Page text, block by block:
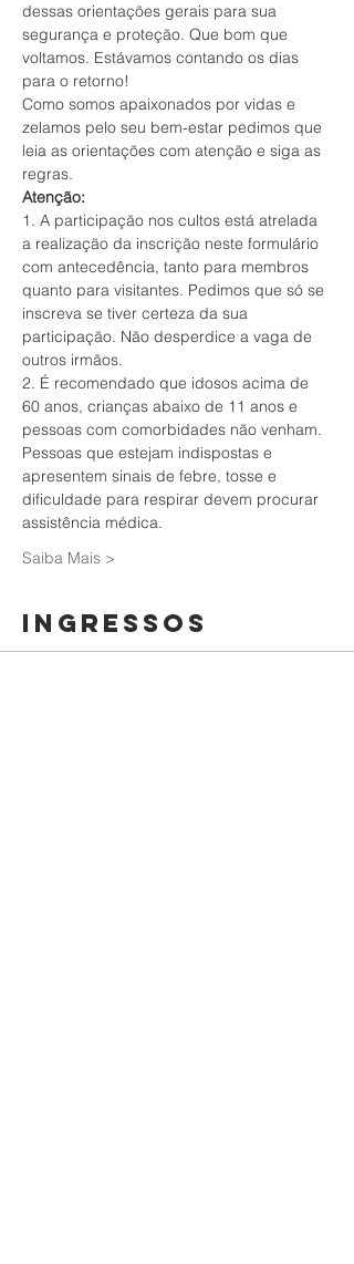
dessas orientações gerais para sua
segurança e proteção. Que bom que
voltamos. Estávamos contando os dias
para o retorno!
Como somos apaixonados por vidas e
zelamos pelo seu bem-estar pedimos que
leia as orientações com atenção e siga as
regras.
Atenção:
1. A participação nos cultos está atrelada
a realização da inscrição neste formulário
com antecedência, tanto para membros
quanto para visitantes. Pedimos que só se
inscreva se tiver certeza da sua
participação. Não desperdice a vaga de
outros irmãos.
2. É recomendado que idosos acima de
60 anos, crianças abaixo de 11 anos e
pessoas com comorbidades não venham.
Pessoas que estejam indispostas e
apresentem sinais de febre, tosse e
dificuldade para respirar devem procurar
assistência médica.
Saiba Mais >
Ingressos